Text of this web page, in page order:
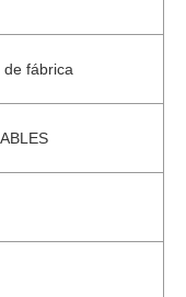
de fábrica